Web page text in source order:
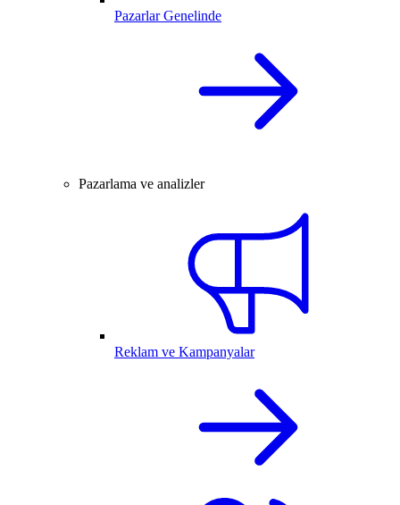
Pazarlar Genelinde
Pazarlama ve analizler
Reklam ve Kampanyalar